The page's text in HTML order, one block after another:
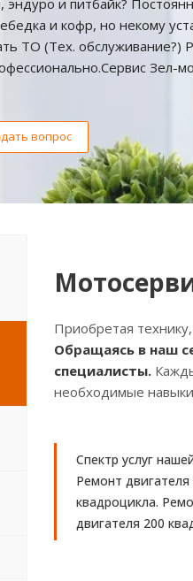
и питбайк?
и кофр, но некому
ТО (Тех. обслуживание?)
Зел-
вопрос
Приобретая
Обращаясь в наш
специалисты.
необходимые
Спектр услуг
Ремонт
квадроцикла.
двигателя 200